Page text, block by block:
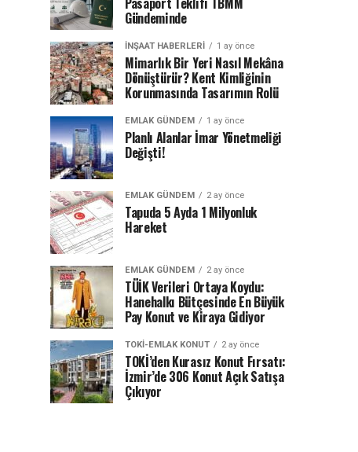
Gündeminde
İNŞAAT HABERLERI 1 ay önce
Mimarlık Bir Yeri Nasıl Mekâna
Dönüştürür? Kent Kimliğinin
Korunmasında Tasarımın Rolü
EMLAK GÜNDEM 1 ay önce
Planlı Alanlar İmar Yönetmeliği
Değişti!
EMLAK GÜNDEM 2 ay önce
Tapuda 5 Ayda 1 Milyonluk
Hareket
EMLAK GÜNDEM 2 ay önce
TÜİK Verileri Ortaya Koydu:
Hanehalkı Bütçesinde En Büyük
Pay Konut ve Kiraya Gidiyor
TOKI-EMLAK KONUT 2 ay önce
TOKİ’den Kurasız Konut Fırsatı:
İzmir’de 306 Konut Açık Satışa
Çıkıyor